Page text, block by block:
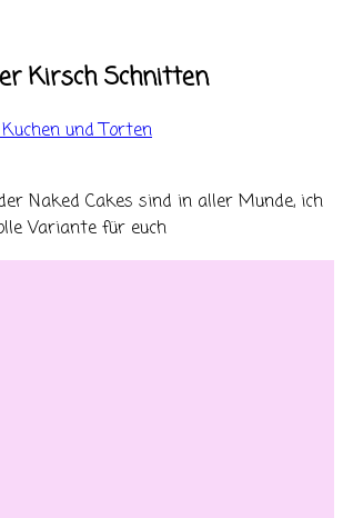
Kirsch Schnitten
und Torten
Naked Cakes sind in aller Munde, ich
Variante für euch